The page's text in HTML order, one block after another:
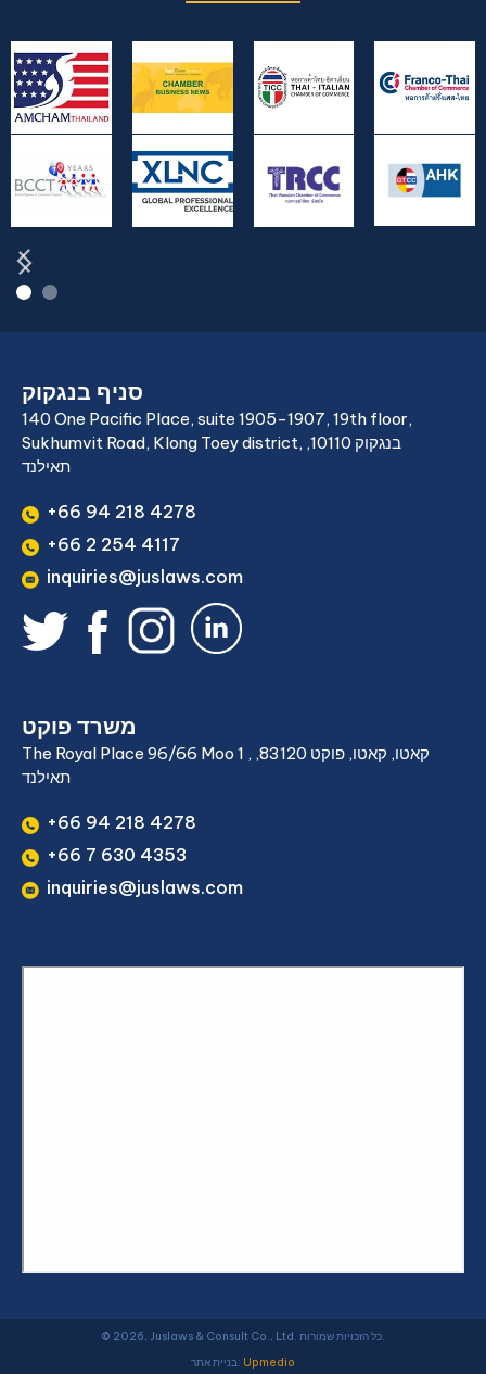
סניף בנגקוק
140 One Pacific Place, suite 1905-1907, 19th floor,
Sukhumvit Road, Klong Toey district, בנגקוק 10110,
תאילנד
+66 94 218 4278
+66 2 254 4117
inquiries@juslaws.com
משרד פוקט
The Royal Place 96/66 Moo 1 , קאטו, קאטו, פוקט 83120,
תאילנד
+66 94 218 4278
+66 7 630 4353
inquiries@juslaws.com
© 2026, Juslaws & Consult Co., Ltd. כל הזכויות שמורות.
בניית אתר: Upmedio